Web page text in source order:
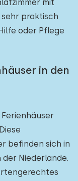
mit
praktisch
oder Pflege
in den
befinden sich in
Niederlande.